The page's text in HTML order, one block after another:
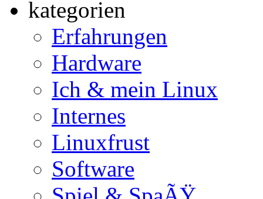
Erfahrungen
Hardware
Ich & mein Linux
Internes
Linuxfrust
Software